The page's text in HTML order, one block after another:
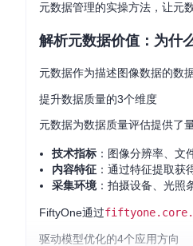
元数据管理的实操方法，让元
解析元数据价值：为什
元数据作为描述图像数据的数
提升数据质量的3个维度
元数据为数据质量评估提供了
技术指标 ：图像分辨率、
内容特征 ：通过特征提取
采集环境：拍摄设备、光照
FiftyOne通过
驱动模型优化的4个应用方向